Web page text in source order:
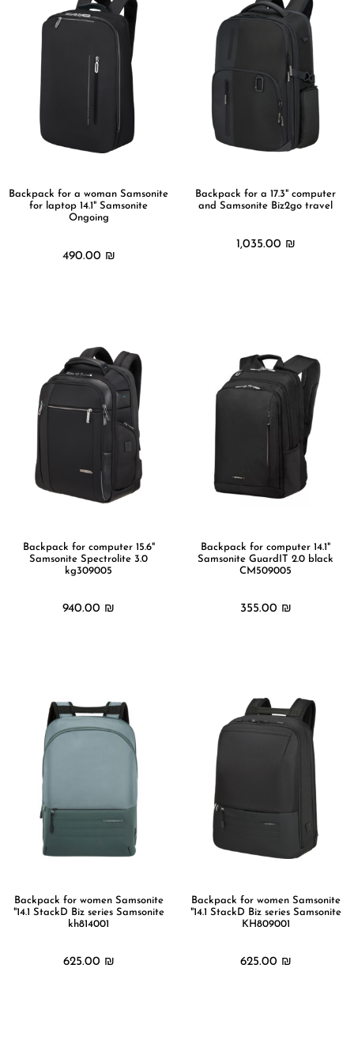
Backpack for a 17.3" computer
and Samsonite Biz2go travel
1,035.00 ₪
Backpack for a woman Samsonite
for laptop 14.1" Samsonite
Ongoing
490.00 ₪
Backpack for computer 14.1"
Samsonite GuardIT 2.0 black
CM509005
355.00 ₪
Backpack for computer 15.6"
Samsonite Spectrolite 3.0
kg309005
940.00 ₪
Backpack for women Samsonite
"14.1 StackD Biz series Samsonite
KH809001
625.00 ₪
Backpack for women Samsonite
"14.1 StackD Biz series Samsonite
kh814001
625.00 ₪